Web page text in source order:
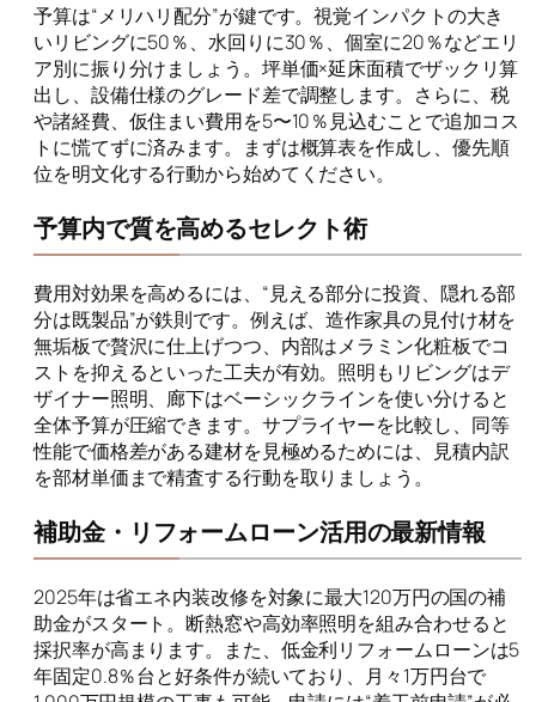
予算は“メリハリ配分”が鍵です。視覚インパクトの大き
いリビングに50％、水回りに30％、個室に20％などエリ
ア別に振り分けましょう。坪単価×延床面積でザックリ算
出し、設備仕様のグレード差で調整します。さらに、税
や諸経費、仮住まい費用を5〜10％見込むことで追加コス
トに慌てずに済みます。まずは概算表を作成し、優先順
位を明文化する行動から始めてください。
予算内で質を高めるセレクト術
費用対効果を高めるには、“見える部分に投資、隠れる部
分は既製品”が鉄則です。例えば、造作家具の見付け材を
無垢板で贅沢に仕上げつつ、内部はメラミン化粧板でコ
ストを抑えるといった工夫が有効。照明もリビングはデ
ザイナー照明、廊下はベーシックラインを使い分けると
全体予算が圧縮できます。サプライヤーを比較し、同等
性能で価格差がある建材を見極めるためには、見積内訳
を部材単価まで精査する行動を取りましょう。
補助金・リフォームローン活用の最新情報
2025年は省エネ内装改修を対象に最大120万円の国の補
助金がスタート。断熱窓や高効率照明を組み合わせると
採択率が高まります。また、低金利リフォームローンは5
年固定0.8％台と好条件が続いており、月々1万円台で